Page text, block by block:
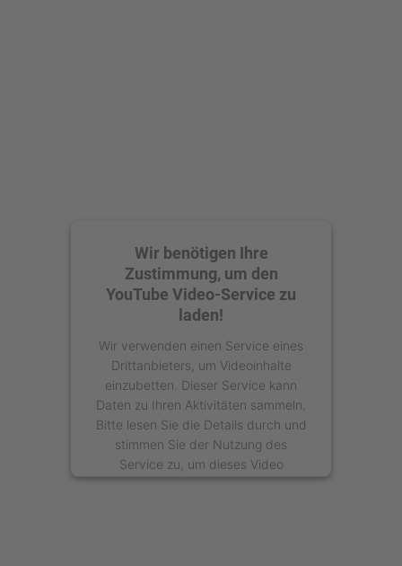
Wir benötigen Ihre
Zustimmung, um den
YouTube Video-Service zu
laden!
Wir verwenden einen Service eines
Drittanbieters, um Videoinhalte
einzubetten. Dieser Service kann
Daten zu Ihren Aktivitäten sammeln.
Bitte lesen Sie die Details durch und
stimmen Sie der Nutzung des
Service zu, um dieses Video
anzusehen.